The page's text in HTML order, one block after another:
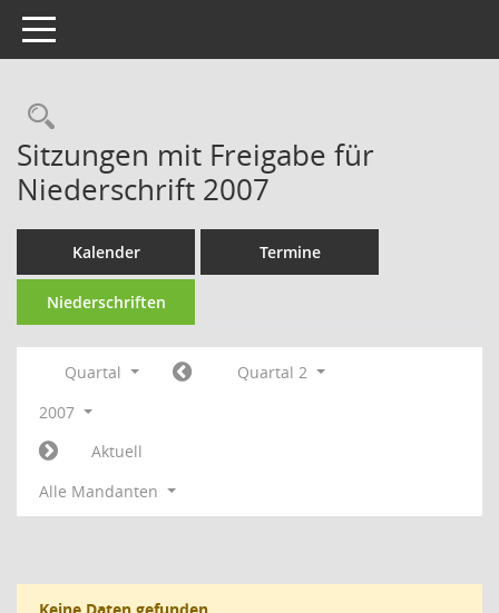
Toggle navigation
Rechercheauswahl
Sitzungen mit Freigabe für
Niederschrift 2007
Kalender Termine
Niederschriften
Quartal
Quartal 2
2007
Aktuell
Alle Mandanten